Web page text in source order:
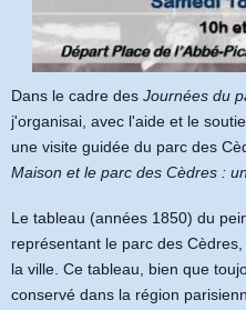
Dans le cadre des Journées du
j'organisai, avec l'aide et le
une visite guidée du parc des
Maison et le parc des Cèdres :
Le tableau (années 1850) du
représentant le parc des
la ville. Ce tableau, bien que
conservé dans la région